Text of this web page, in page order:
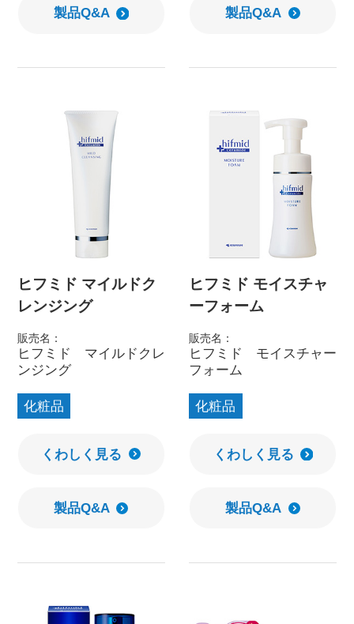
製品Q&A 製品Q&A
ヒフミド マイルドク
レンジング
販売名：
ヒフミド マイルドクレ
ンジング
化粧品
くわしく見る
製品Q&A
ヒフミド モイスチャ
ーフォーム
販売名：
ヒフミド モイスチャー
フォーム
化粧品
くわしく見る
製品Q&A